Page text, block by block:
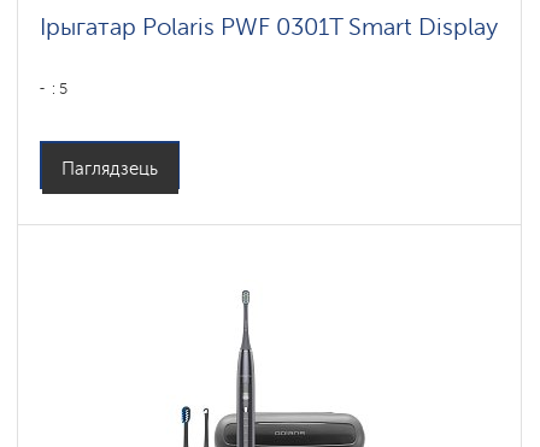
Ірыгатар Polaris PWF 0301T Smart Display
: 5
Паглядзець